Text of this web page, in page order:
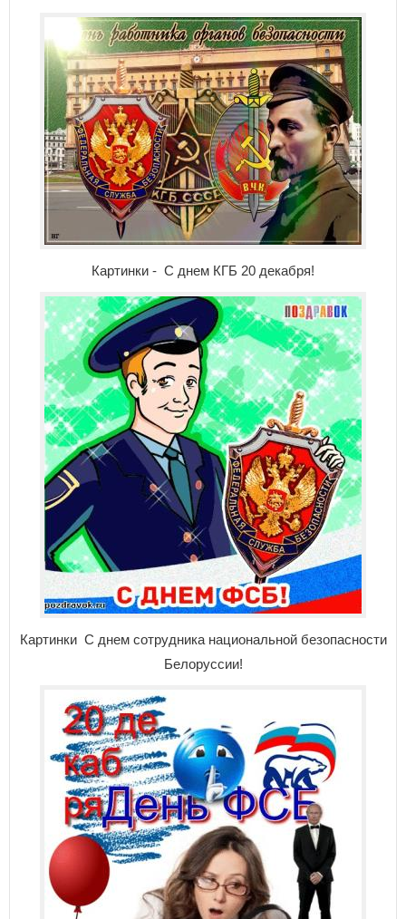
Картинки - С днем КГБ 20 декабря!
Картинки С днем сотрудника национальной безопасности
Белоруссии!